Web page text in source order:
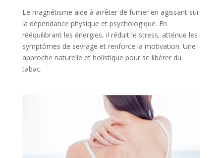
Le magnétisme aide à arrêter de fumer en agissant sur
la dépendance physique et psychologique. En
rééquilibrant les énergies, il réduit le stress, atténue les
symptômes de sevrage et renforce la motivation. Une
approche naturelle et holistique pour se libérer du
tabac.